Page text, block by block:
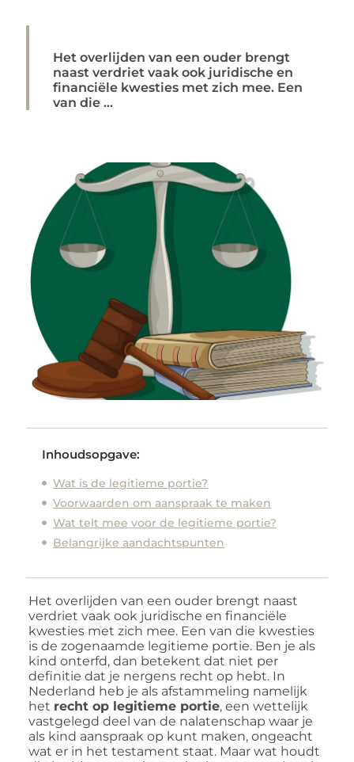
Het overlijden van een ouder brengt
naast verdriet vaak ook juridische en
financiële kwesties met zich mee. Een
van die ...
Inhoudsopgave:
Wat is de legitieme portie?
Voorwaarden om aanspraak te maken
Wat telt mee voor de legitieme portie?
Belangrijke aandachtspunten
Het overlijden van een ouder brengt naast
verdriet vaak ook juridische en financiële
kwesties met zich mee. Een van die kwesties
is de zogenaamde legitieme portie. Ben je als
kind onterfd, dan betekent dat niet per
definitie dat je nergens recht op hebt. In
Nederland heb je als afstammeling namelijk
het recht op legitieme portie, een wettelijk
vastgelegd deel van de nalatenschap waar je
als kind aanspraak op kunt maken, ongeacht
wat er in het testament staat. Maar wat houdt